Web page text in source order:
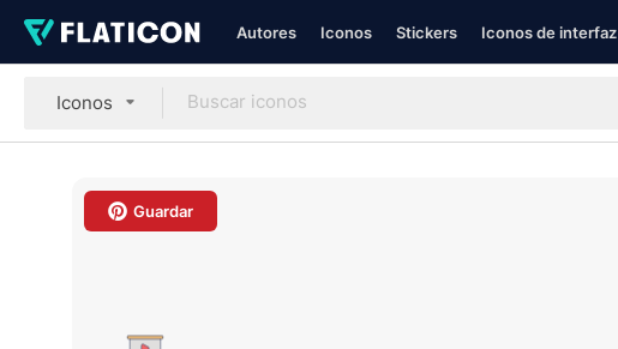
Autores Iconos Stickers Iconos de interfaz
Iconos
Guardar